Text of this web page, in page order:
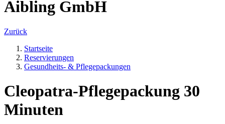
Aibling GmbH
Zurück
Startseite
Reservierungen
Gesundheits- & Pflegepackungen
Cleopatra-Pflegepackung 30
Minuten